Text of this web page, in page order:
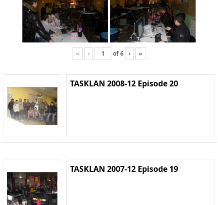
« ‹ of6 › »
TASKLAN 2008-12 Episode 20
TASKLAN 2007-12 Episode 19